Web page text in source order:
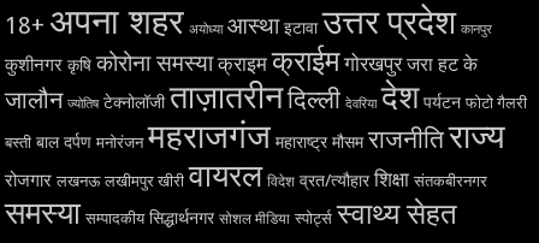
18+ अपना शहर अयोध्या आस्था इटावा उत्तर प्रदेश कानपुर
कुशीनगर कृषि कोरोना समस्या क्राइम क्राईम गोरखपुर जरा हट के
जालौन ज्योतिष टेक्नोलॉजी ताज़ातरीनदिल्ली देवरिया देश पर्यटन फोटो गैलरी
बस्ती बाल दर्पण मनोरंजन महराजगंज महाराष्ट्र मौसम राजनीतिराज्य
रोजगार लखनऊ लखीमपुर खीरी वायरल विदेश व्रत/त्यौहार शिक्षा संतकबीरनगर
समस्या सम्पादकीय सिद्धार्थनगर सोशल मीडिया स्पोर्ट्स स्वाथ्य सेहत